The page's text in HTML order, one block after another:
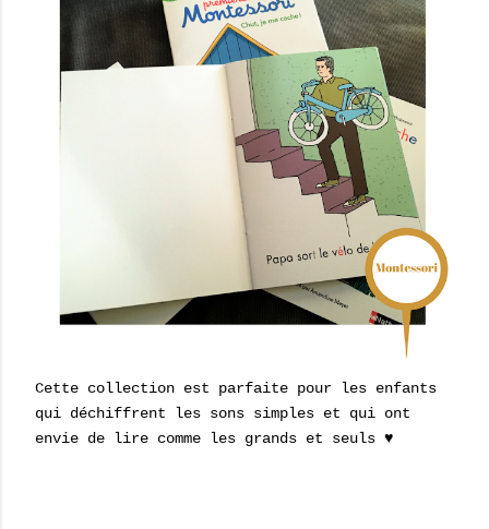
Cette collection est parfaite pour les enfants
qui déchiffrent les sons simples et qui ont
envie de lire comme les grands et seuls ♥